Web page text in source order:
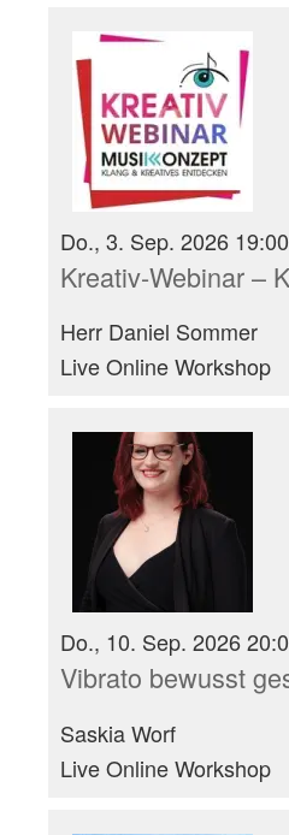
Do., 3. Sep. 2026
Kreativ-Webinar –
Herr Daniel Sommer
Live Online Workshop
Do., 10. Sep. 2026
Vibrato bewusst
Saskia Worf
Live Online Workshop